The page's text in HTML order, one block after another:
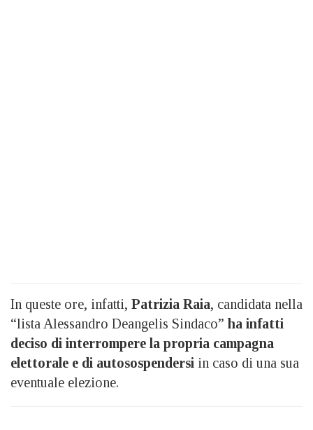
In queste ore, infatti, Patrizia Raia, candidata nella
“lista Alessandro Deangelis Sindaco” ha infatti
deciso di interrompere la propria campagna
elettorale e di autosospendersi in caso di una sua
eventuale elezione.